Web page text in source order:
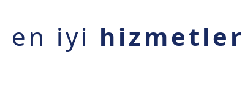
en iyi hizmetler